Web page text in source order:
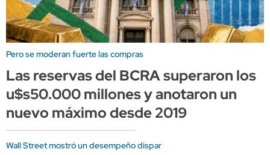
Pero se moderan fuerte las compras
Las reservas del BCRA superaron los
u$s50.000 millones y anotaron un
nuevo máximo desde 2019
Wall Street mostró un desempeño dispar